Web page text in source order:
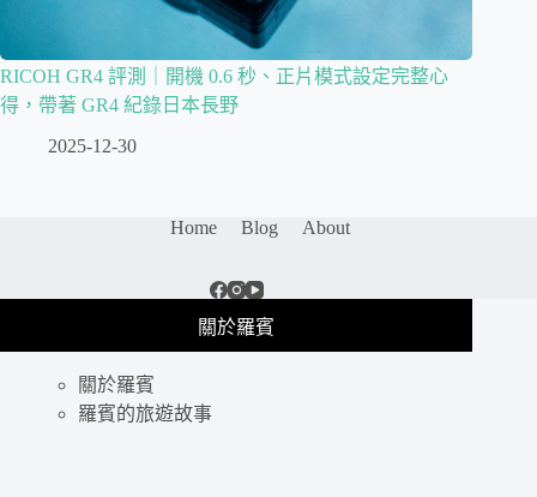
RICOH GR4 評測｜開機 0.6 秒、正片模式設定完整心
得，帶著 GR4 紀錄日本長野
2025-12-30
Home Blog About
關於羅賓
關於羅賓
羅賓的旅遊故事